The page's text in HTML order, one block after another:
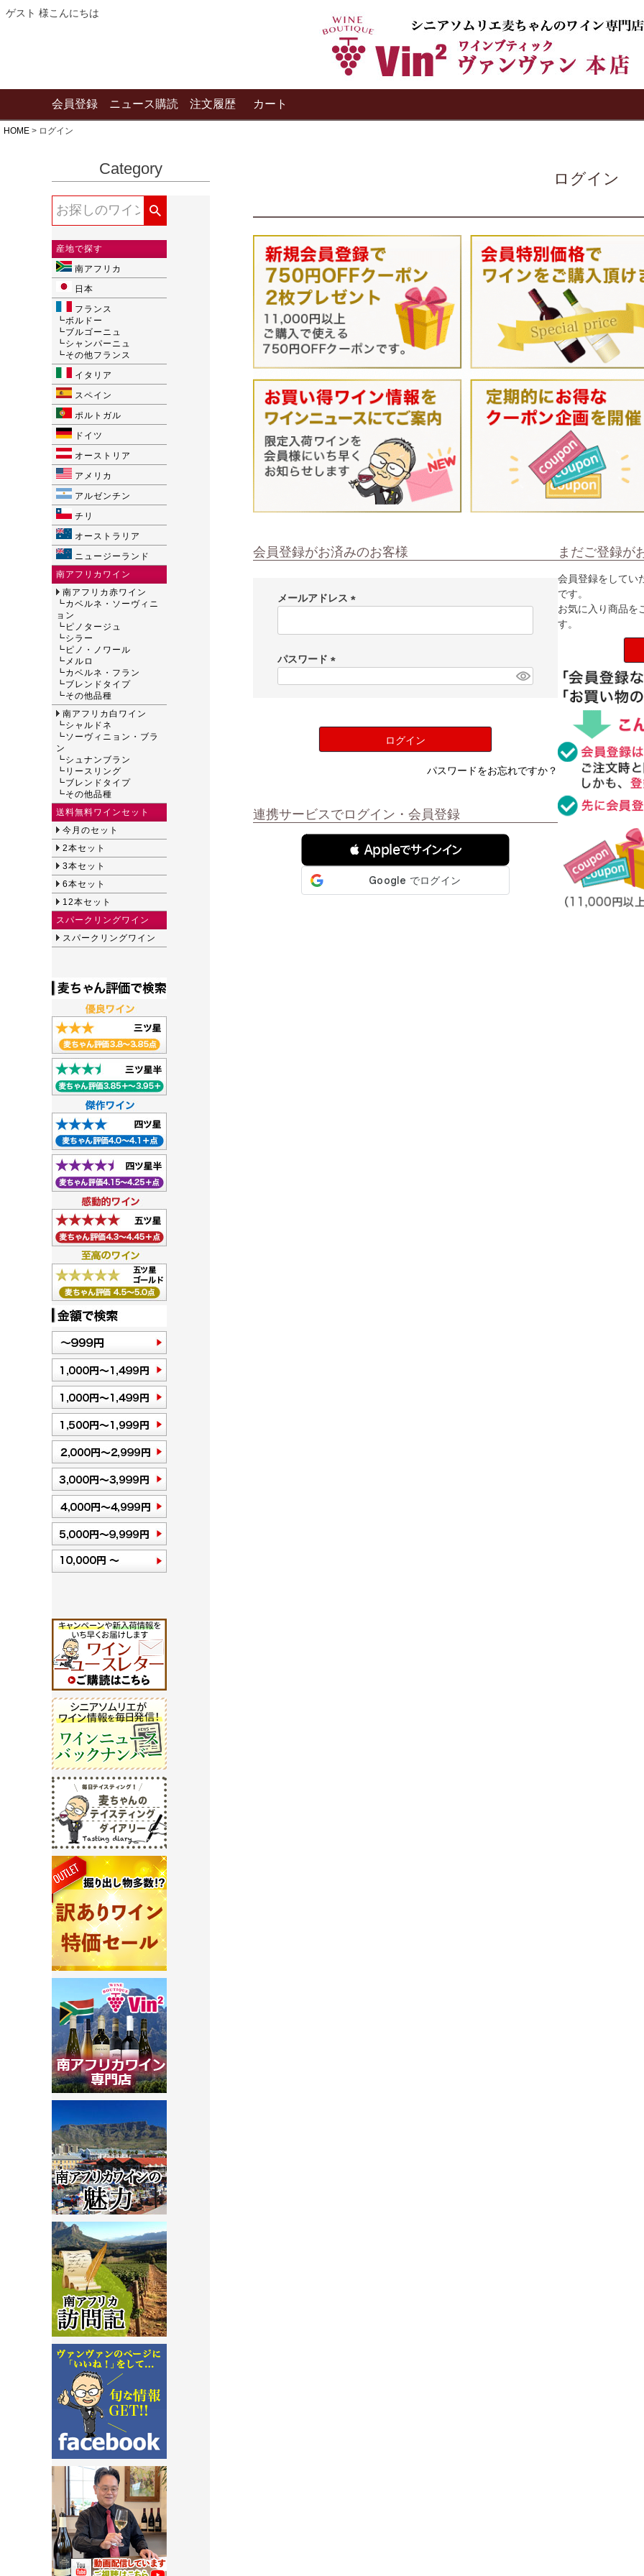
ゲスト 様こんにちは
会員登録 ニュース購読 注文履歴 カート
HOME ログイン
Category
産地で探す
南アフリカ
日本
フランス
┗ボルドー
┗ブルゴーニュ
┗シャンパーニュ
┗その他フランス
イタリア
スペイン
ポルトガル
ドイツ
オーストリア
アメリカ
アルゼンチン
チリ
オーストラリア
ニュージーランド
南アフリカワイン
南アフリカ赤ワイン
┗カベルネ・ソーヴィニ
ョン
┗ ピノタージュ
┗シラー
┗ ピノ・ノワール
┗ メルロ
┗カベルネ・フラン
┗ブレンドタイプ
┗その他品種
南アフリカ白ワイン
┗シャルドネ
┗ソーヴィニョン・ブラ
ン
┗シュナンブラン
┗ リースリング
┗ブレンドタイプ
┗その他品種
送料無料ワインセット
今月のセット
2本セット
3本セット
6本セット
12本セット
スパークリングワイン
スパークリングワイン
ログイン
会員登録がお済みのお客様
メールアドレス
必
パスワード
ログイン
パスワードをお忘れですか？
連携サービスでログイン・会員登録
 Appleでサインイン
まだご登録が
会員登録をしてい
です。
お気に入り商品を
す。